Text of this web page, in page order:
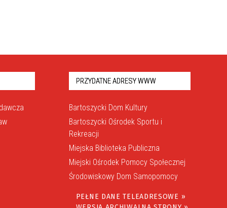
PRZYDATNE ADRESY WWW
Bartoszycki Dom Kultury
Bartoszycki Ośrodek Sportu i
Rekreacji
Miejska Biblioteka Publiczna
Miejski Ośrodek Pomocy Społecznej
Środowiskowy Dom Samopomocy
PEŁNE DANE TELEADRESOWE »